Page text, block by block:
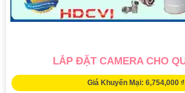
LẮP ĐẶT CAMERA CHO
Giá Khuyến Mại: 6,754,000 ₫